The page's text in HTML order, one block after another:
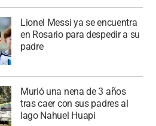
Lionel Messi ya se encuentra
en Rosario para despedir a su
padre
Murió una nena de 3 años
tras caer con sus padres al
lago Nahuel Huapi